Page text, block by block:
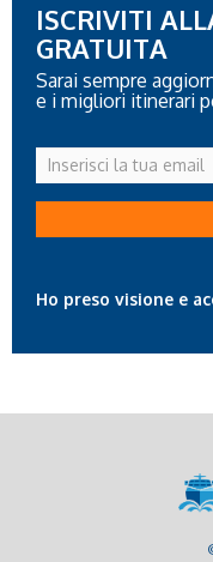
ISCRIVITI
GRATUITA
Sarai sempre
e i migliori itinerari
Inserisci
la
tua
Ho preso visione e